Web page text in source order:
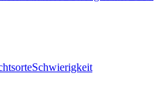
Schwierigkeit